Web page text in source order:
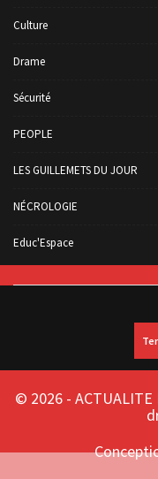
Culture
Drame
Sécurité
PEOPLE
LES GUILLEMETS DU JOUR
NÉCROLOGIE
Educ'Espace
© 2026 - ACTUALITE